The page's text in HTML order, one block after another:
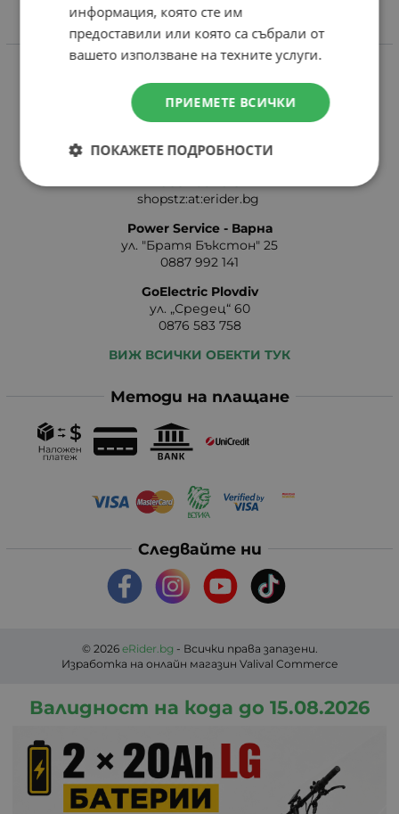
Контакти
online:at:erider.bg
shopstz:at:erider.bg
Power Service - Варна
ул. "Братя Бъкстон" 25
0887 992 141
GoElectric Plovdiv
ул. „Средец“ 60
0876 583 758
ВИЖ ВСИЧКИ ОБЕКТИ ТУК
Методи на плащане
Следвайте ни
© 2026 eRider.bg - Всички права запазени.
Изработка на онлайн магазин Valival Commerce
Валидност на кода до 15.08.2026
информация, която сте им
предоставили или която са събрали от
вашето използване на техните услуги.
ПРИЕМЕТЕ ВСИЧКИ
ПОКАЖЕТЕ ПОДРОБНОСТИ